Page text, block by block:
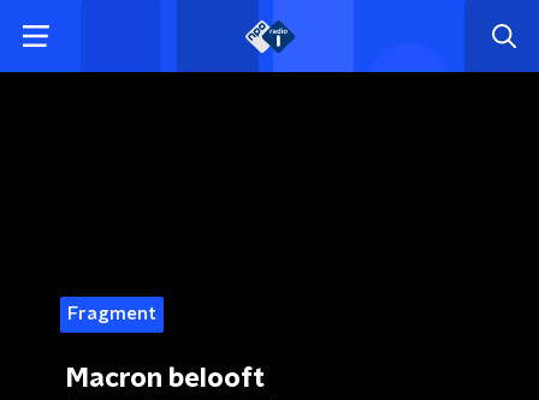
Fragment
Macron belooft